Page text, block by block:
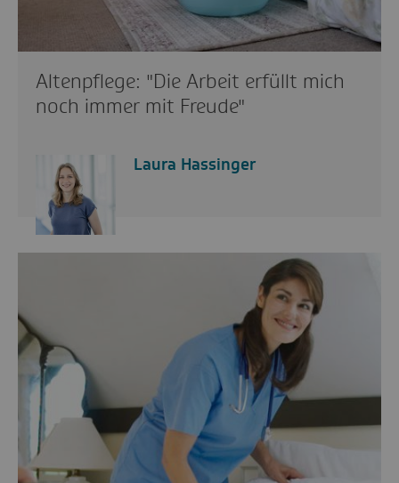
Altenpflege: "Die Arbeit erfüllt mich
noch immer mit Freude"
Laura Hassinger